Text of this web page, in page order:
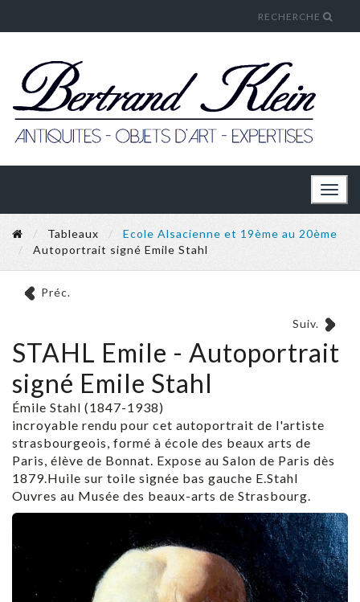
RECHERCHE
Tableaux
Ecole Alsacienne et 19ème au 20ème
Autoportrait signé Emile Stahl
Préc.
Suiv.
STAHL Emile - Autoportrait
signé Emile Stahl
Émile Stahl (1847-1938)
incroyable rendu pour cet autoportrait de l'artiste
strasbourgeois, formé à école des beaux arts de
Paris, élève de Bonnat. Expose au Salon de Paris dès
1879.Huile sur toile signée bas gauche E.Stahl
Ouvres au Musée des beaux-arts de Strasbourg.